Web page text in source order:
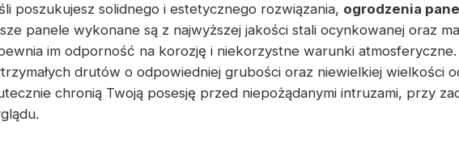
poszukujesz solidnego i estetycznego rozwiązania, ogrodzenia
panele wykonane są z najwyższej jakości stali ocynkowanej oraz
im odporność na korozję i niekorzystne warunki
drutów o odpowiedniej grubości oraz niewielkiej wielkości
chronią Twoją posesję przed niepożądanymi intruzami, przy